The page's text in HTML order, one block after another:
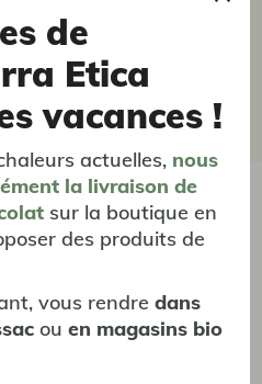
informations saisies
la SCOP Terra
la meilleure
aussi...
de
Etica
vacances !
actuelles, nous
la livraison de
sur la boutique en
des produits de
vous rendredans
ouen magasins bio